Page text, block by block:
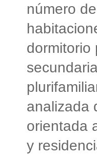
número
dormitorio
analizada
orientada
y